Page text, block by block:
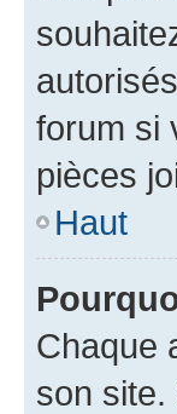
forum si
pièces
Haut
Chaque
son